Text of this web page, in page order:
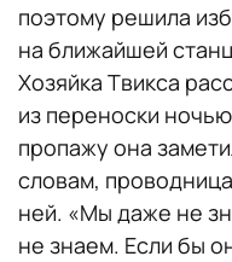
поэтому решила
на ближайшей
Хозяйка Твикса
из переноски
пропажу она
словам,
ней. «Мы даже не
не знаем. Если бы